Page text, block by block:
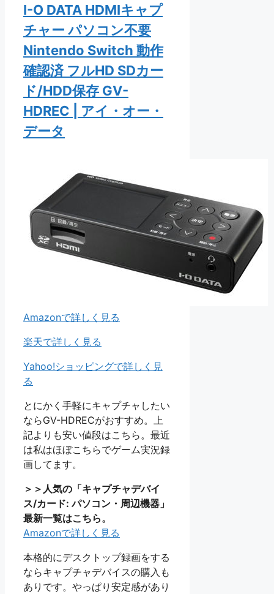
I-O DATA HDMIキャプ
チャー パソコン不要
Nintendo Switch 動作
確認済 フルHD SDカー
ド/HDD保存 GV-
HDREC | アイ・オー・
データ
Amazonで詳しく見る
楽天で詳しく見る
Yahoo!ショッピングで詳しく見
る
とにかく手軽にキャプチャしたい
ならGV-HDRECがおすすめ。上
記よりも安い値段はこちら。最近
は私はほぼこちらでゲーム実況録
画してます。
＞＞人気の「キャプチャデバイ
ス/カード: パソコン・周辺機器」
最新一覧はこちら。
Amazonで詳しく見る
本格的にデスクトップ録画をする
ならキャプチャデバイスの購入も
ありです。やっぱり安定感があり